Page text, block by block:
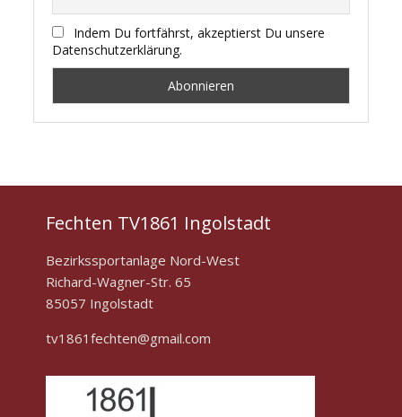
Indem Du fortfährst, akzeptierst Du unsere
Datenschutzerklärung.
Fechten TV1861 Ingolstadt
Bezirkssportanlage Nord-West
Richard-Wagner-Str. 65
85057 Ingolstadt
tv1861fechten@gmail.com